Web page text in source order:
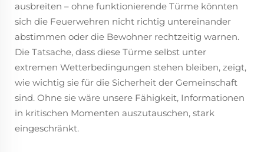
ausbreiten – ohne funktionierende Türme könnten
sich die Feuerwehren nicht richtig untereinander
abstimmen oder die Bewohner rechtzeitig warnen.
Die Tatsache, dass diese Türme selbst unter
extremen Wetterbedingungen stehen bleiben, zeigt,
wie wichtig sie für die Sicherheit der Gemeinschaft
sind. Ohne sie wäre unsere Fähigkeit, Informationen
in kritischen Momenten auszutauschen, stark
eingeschränkt.